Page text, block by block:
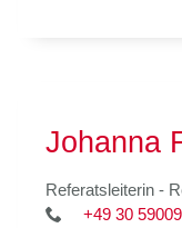
Johanna
Referatsleiterin -
+49 30